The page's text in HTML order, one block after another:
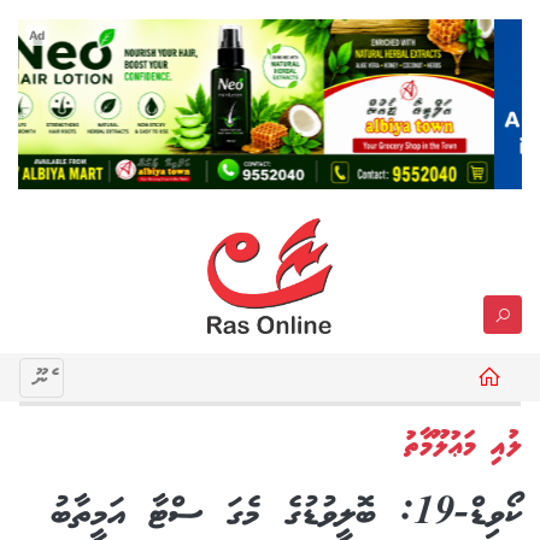
Ad
މެނޫ
ލުއި މަޢުލޫމާތު
ކޯވިޑް-19: ބޮލީވުޑުގެ މެގަ ސްޓާ އަމީތާބު